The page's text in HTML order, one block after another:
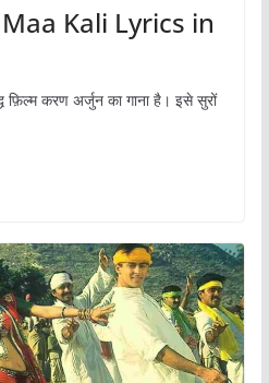
Maa Kali Lyrics in
फ़िल्म करण अर्जुन का गाना है। इसे सुरों